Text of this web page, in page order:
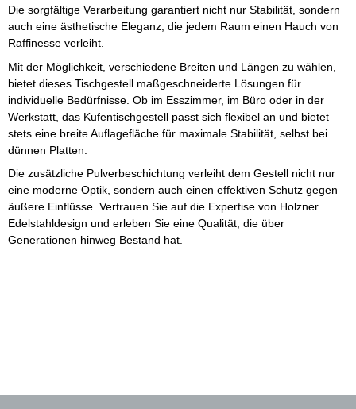
Die sorgfältige Verarbeitung garantiert nicht nur Stabilität, sondern
auch eine ästhetische Eleganz, die jedem Raum einen Hauch von
Raffinesse verleiht.
Mit der Möglichkeit, verschiedene Breiten und Längen zu wählen,
bietet dieses Tischgestell maßgeschneiderte Lösungen für
individuelle Bedürfnisse. Ob im Esszimmer, im Büro oder in der
Werkstatt, das Kufentischgestell passt sich flexibel an und bietet
stets eine breite Auflagefläche für maximale Stabilität, selbst bei
dünnen Platten.
Die zusätzliche Pulverbeschichtung verleiht dem Gestell nicht nur
eine moderne Optik, sondern auch einen effektiven Schutz gegen
äußere Einflüsse. Vertrauen Sie auf die Expertise von Holzner
Edelstahldesign und erleben Sie eine Qualität, die über
Generationen hinweg Bestand hat.